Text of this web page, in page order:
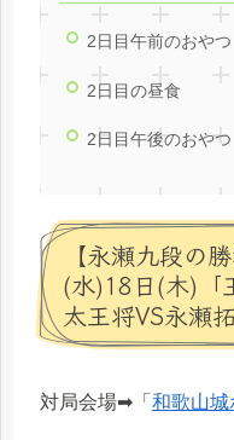
2日目午前のおやつ
2日目の昼食
2日目午後のおやつ
【永瀬九段の
(水)18日(木)
太王将VS永瀬
対局会場➡「 和歌山城